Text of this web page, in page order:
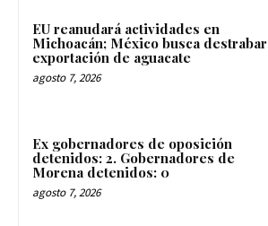
EU reanudará actividades en
Michoacán; México busca destrabar
exportación de aguacate
agosto 7, 2026
Ex gobernadores de oposición
detenidos: 2. Gobernadores de
Morena detenidos: 0
agosto 7, 2026